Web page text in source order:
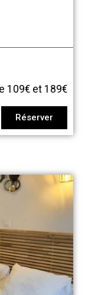
109€ et 189€
Réserver